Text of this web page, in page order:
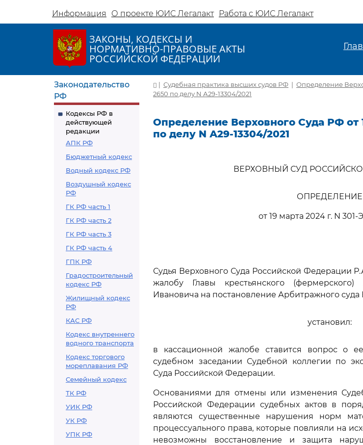
Информация О проекте ЮИС Легалакт Работа с ЮИС Легалакт
ЗАКОНЫ, КОДЕКСЫ И
НОРМАТИВНО-ПРАВОВЫЕ АКТЫ
РОССИЙСКОЙ ФЕДЕРАЦИИ
Законодательство
РФ
Кодексы РФ в
действующей
редакции
АПК РФ
Бюджетный кодекс
Водный кодекс РФ
Воздушный кодекс
РФ
ГК РФ часть 1
ГК РФ часть 2
ГК РФ часть 3
ГК РФ часть 4
ГПК РФ
Градостроительный
кодекс РФ
Жилищный кодекс
РФ
КАС РФ
Кодекс внутреннего
водного транспорта
Кодекс торгового
мореплавания РФ
Семейный кодекс
ТК РФ
УИК РФ
УК РФ
УПК РФ
| Судебная практика высших судов РФ | Определение
2650 по делу N А29-13304/2021
Определение Верховного Суда РФ от
по делу N А29-13304/2021
ВЕРХОВНЫЙ СУД
ОПРЕДЕЛЕНИЕ
от 19 марта 2024 г. N
Судья Верховного Суда Российской Федерации
жалобу Главы крестьянского (фермерского)
Ивановича на постановление Арбитражного суда
установил:
в кассационной жалобе ставится вопрос о
судебном заседании Судебной коллегии по
Суда Российской Федерации.
Основаниями для отмены или изменения
Российской Федерации судебных актов в
являются существенные нарушения норм
процессуального права, которые повлияли на
невозможны восстановление и защита